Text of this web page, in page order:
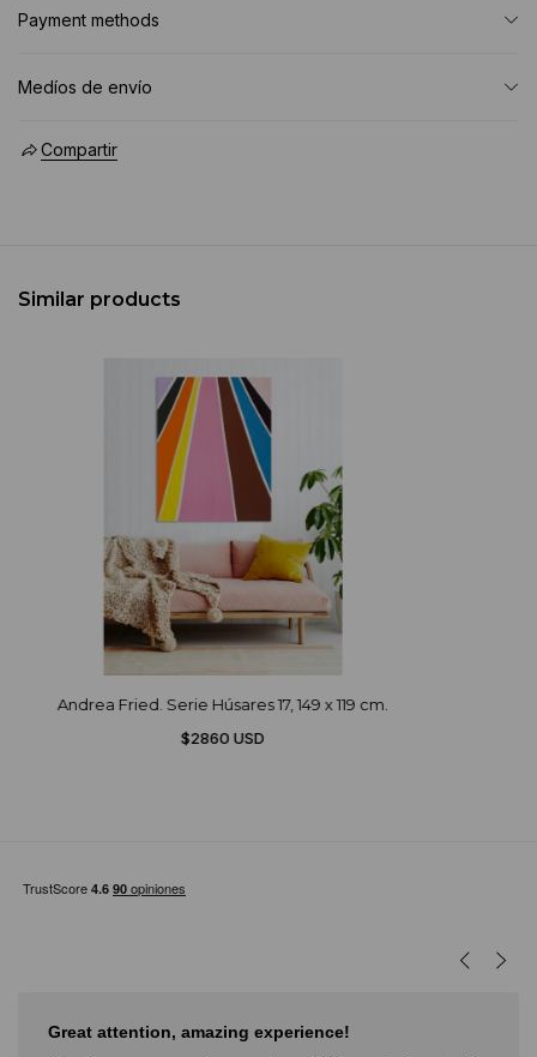
Payment methods
Medíos de envío
Compartir
Similar products
Andrea Fried. Serie Húsares 17, 149 x 119 cm.
$2860 USD
Great attention, amazing experience!